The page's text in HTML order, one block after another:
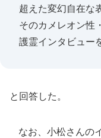
超えた変幻自在な
そのカメレオン性
護霊インタビュー
と回答した。
なお、小松さんの